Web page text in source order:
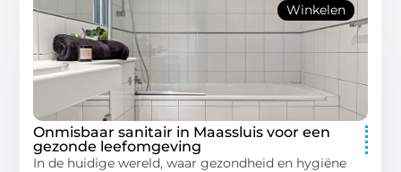
Winkelen
Onmisbaar sanitair in Maassluis voor een
gezonde leefomgeving
In de huidige wereld, waar gezondheid en hygiëne